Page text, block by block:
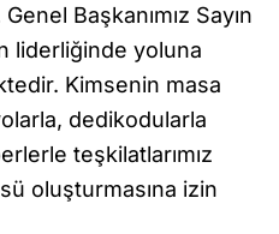
Başkanımız Sayın
liderliğinde yoluna
Kimsenin masa
dedikodularla
teşkilatlarımız
oluşturmasına izin